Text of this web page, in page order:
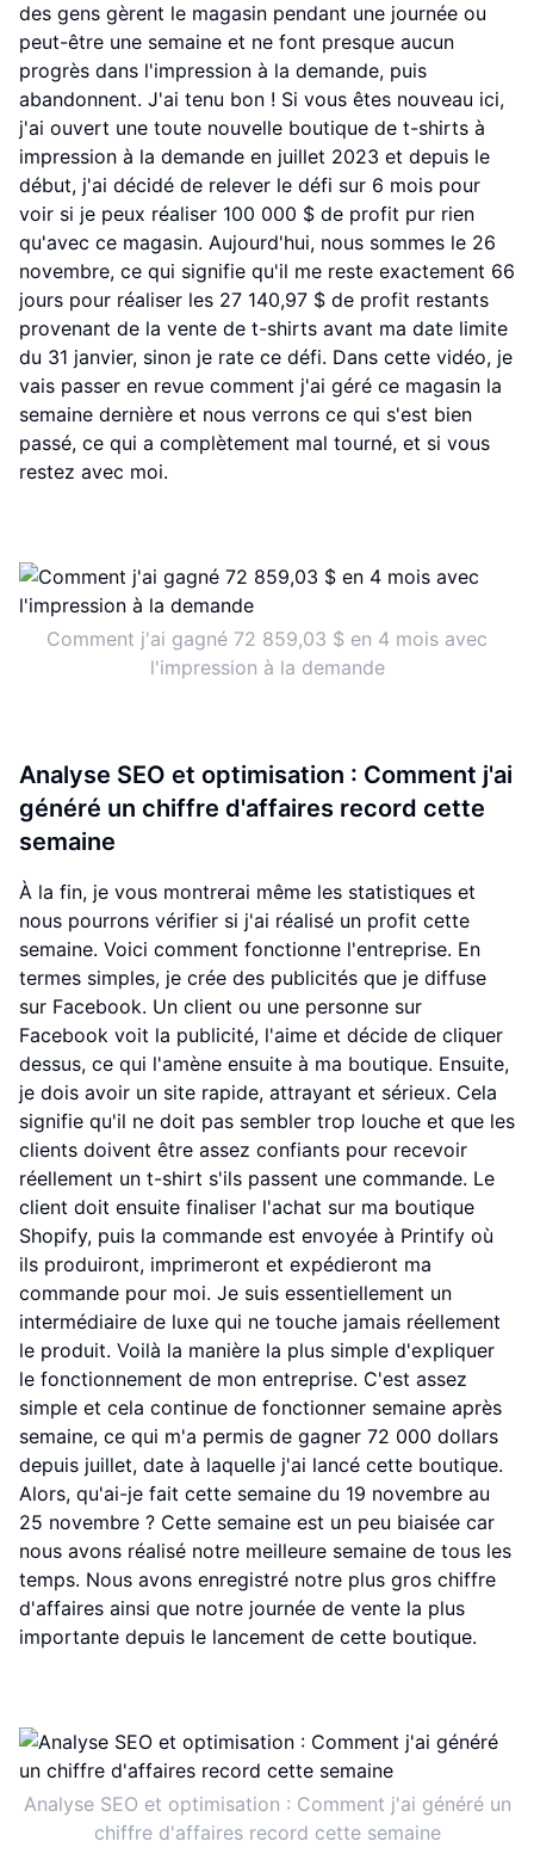
des gens gèrent le magasin pendant une journée ou
peut-être une semaine et ne font presque aucun
progrès dans l'impression à la demande, puis
abandonnent. J'ai tenu bon ! Si vous êtes nouveau ici,
j'ai ouvert une toute nouvelle boutique de t-shirts à
impression à la demande en juillet 2023 et depuis le
début, j'ai décidé de relever le défi sur 6 mois pour
voir si je peux réaliser 100 000 $ de profit pur rien
qu'avec ce magasin. Aujourd'hui, nous sommes le 26
novembre, ce qui signifie qu'il me reste exactement 66
jours pour réaliser les 27 140,97 $ de profit restants
provenant de la vente de t-shirts avant ma date limite
du 31 janvier, sinon je rate ce défi. Dans cette vidéo, je
vais passer en revue comment j'ai géré ce magasin la
semaine dernière et nous verrons ce qui s'est bien
passé, ce qui a complètement mal tourné, et si vous
restez avec moi.
Comment j'ai gagné 72 859,03 $ en 4 mois avec
l'impression à la demande
Analyse SEO et optimisation : Comment j'ai
généré un chiffre d'affaires record cette
semaine
À la fin, je vous montrerai même les statistiques et
nous pourrons vérifier si j'ai réalisé un profit cette
semaine. Voici comment fonctionne l'entreprise. En
termes simples, je crée des publicités que je diffuse
sur Facebook. Un client ou une personne sur
Facebook voit la publicité, l'aime et décide de cliquer
dessus, ce qui l'amène ensuite à ma boutique. Ensuite,
je dois avoir un site rapide, attrayant et sérieux. Cela
signifie qu'il ne doit pas sembler trop louche et que les
clients doivent être assez confiants pour recevoir
réellement un t-shirt s'ils passent une commande. Le
client doit ensuite finaliser l'achat sur ma boutique
Shopify, puis la commande est envoyée à Printify où
ils produiront, imprimeront et expédieront ma
commande pour moi. Je suis essentiellement un
intermédiaire de luxe qui ne touche jamais réellement
le produit. Voilà la manière la plus simple d'expliquer
le fonctionnement de mon entreprise. C'est assez
simple et cela continue de fonctionner semaine après
semaine, ce qui m'a permis de gagner 72 000 dollars
depuis juillet, date à laquelle j'ai lancé cette boutique.
Alors, qu'ai-je fait cette semaine du 19 novembre au
25 novembre ? Cette semaine est un peu biaisée car
nous avons réalisé notre meilleure semaine de tous les
temps. Nous avons enregistré notre plus gros chiffre
d'affaires ainsi que notre journée de vente la plus
importante depuis le lancement de cette boutique.
Analyse SEO et optimisation : Comment j'ai généré un
chiffre d'affaires record cette semaine